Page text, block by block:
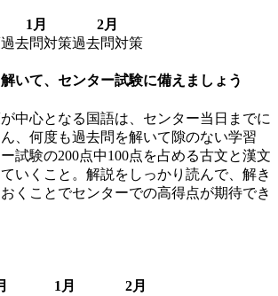
1月
2月
過去問対策過去問対策
いて、センター試験に備えましょう
中心となる国語は、センター当日までに
、何度も過去問を解いて隙のない学習
試験の200点中100点を占める古文と漢文
いくこと。解説をしっかり読んで、解き
くことでセンターでの高得点が期待でき
1月
2月